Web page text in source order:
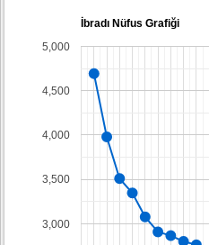
İbradı Nüfus Grafiği
3,000
3,500
4,000
4,500
5,000